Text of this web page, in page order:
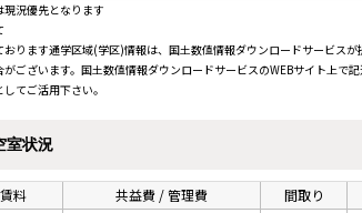
況優先となります
ります通学区域(学区)情報は、国土数値情報ダウンロードサービ
ございます。国土数値情報ダウンロードサービスのWEBサイト上
てご活用下さい。
室状況
賃料 共益費 / 管理費 間取り